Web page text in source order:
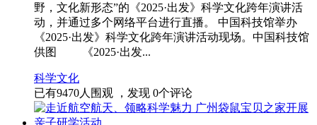
野，文化新形态”的《2025·出发》科学文化跨年演讲活
动，并通过多个网络平台进行直播。 中国科技馆举办
《2025·出发》科学文化跨年演讲活动现场。中国科技馆
供图 《2025·出发...
科学文化
已有9470人围观 ，发现 0个评论